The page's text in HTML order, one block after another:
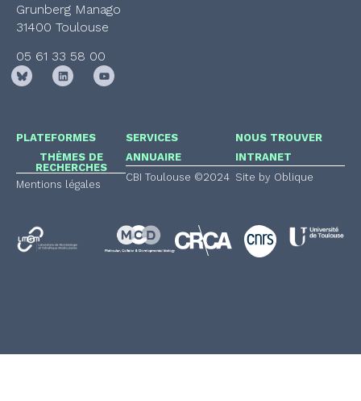
Grunberg Manago
31400 Toulouse
05 61 33 58 00
PLATEFORMES
THÈMES DE
RECHERCHES
Mentions légales
SERVICES
ANNUAIRE
CBI Toulouse ©2024
NOUS TROUVER
INTRANET
Site by Oblique